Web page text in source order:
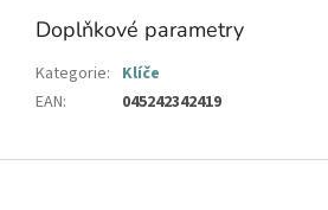
Doplňkové parametry
Kategorie: Klíče
EAN: 045242342419
Z